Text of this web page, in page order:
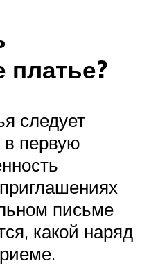
платье?
следует
в первую
письме
какой наряд